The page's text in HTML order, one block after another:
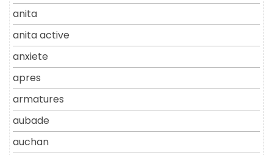
anita
anita active
anxiete
apres
armatures
aubade
auchan